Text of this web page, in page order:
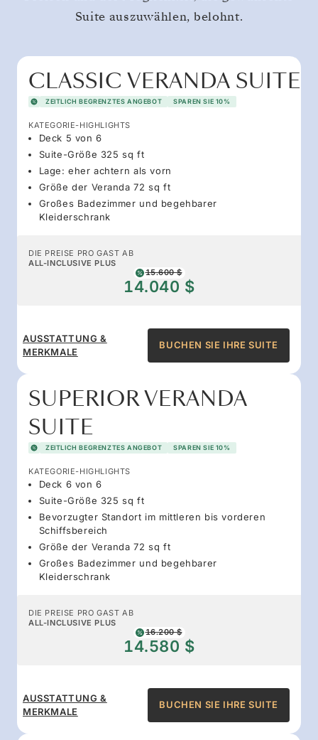
Suite auszuwählen, belohnt.
CLASSIC VERANDA SUITE
ZEITLICH BEGRENZTES ANGEBOT SPAREN SIE 10%
KATEGORIE-HIGHLIGHTS
Deck 5 von 6
Suite-Größe 325 sq ft
Lage: eher achtern als vorn
Größe der Veranda 72 sq ft
Großes Badezimmer und begehbarer
Kleiderschrank
DIE PREISE PRO GAST AB
ALL-INCLUSIVE PLUS
15.600 $
14.040 $
AUSSTATTUNG &
MERKMALE
BUCHEN SIE IHRE SUITE
SUPERIOR VERANDA
SUITE
ZEITLICH BEGRENZTES ANGEBOT SPAREN SIE 10%
KATEGORIE-HIGHLIGHTS
Deck 6 von 6
Suite-Größe 325 sq ft
Bevorzugter Standort im mittleren bis vorderen
Schiffsbereich
Größe der Veranda 72 sq ft
Großes Badezimmer und begehbarer
Kleiderschrank
DIE PREISE PRO GAST AB
ALL-INCLUSIVE PLUS
16.200 $
14.580 $
AUSSTATTUNG &
MERKMALE
BUCHEN SIE IHRE SUITE